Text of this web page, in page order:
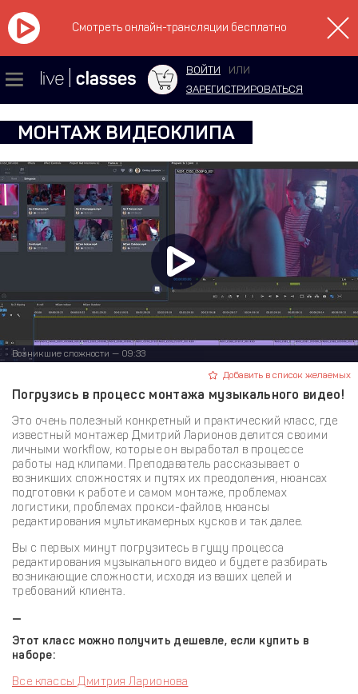
Смотреть онлайн-трансляции бесплатно
ВОЙТИ
ИЛИ
ЗАРЕГИСТРИРОВАТЬСЯ
МОНТАЖ ВИДЕОКЛИПА
Возникшие сложности — 09:33
Добавить в список желаемых
Погрузись в процесс монтажа музыкального видео!
Это очень полезный конкретный и практический класс, где
известный монтажер Дмитрий Ларионов делится своими
личными workflow, которые он выработал в процессе
работы над клипами. Преподаватель рассказывает о
возникших сложностях и путях их преодоления, нюансах
подготовки к работе и самом монтаже, проблемах
логистики, проблемах прокси-файлов, нюансы
редактирования мультикамерных кусков и так далее.
Вы с первых минут погрузитесь в гущу процесса
редактирования музыкального видео и будете разбирать
возникающие сложности, исходя из ваших целей и
требований клиента.
—
Этот класс можно получить дешевле, если купить в
наборе:
Все классы Дмитрия Ларионова